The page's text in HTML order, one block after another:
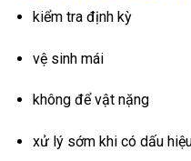
kiểm tra định kỳ
vệ sinh mái
không để vật nặng
xử lý sớm khi có dấu